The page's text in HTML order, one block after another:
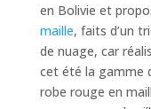
en Bolivie et
maille, faits d’un
de nuage, car
cet été la gamme
robe rouge en